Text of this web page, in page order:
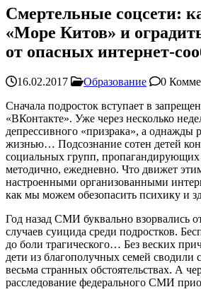
Смертельные соцсети:
«Море Китов» и
от опасных интернет-
16.02.2017 Образование 0
Сначала подросток вступает в
«ВКонтакте». Уже через несколько
депрессивного «призрака», а однажды
жизнью… Подсознание сотен детей
социальных групп, пропагандирующих
методично, ежедневно. Что движет
настроенными организованными
как мы можем обезопасить психику и
Год назад СМИ буквально взорвались
случаев суицида среди подростков.
до боли трагического… Без веских
дети из благополучных семей сводили
весьма странных обстоятельствах. А
расследование федерального СМИ